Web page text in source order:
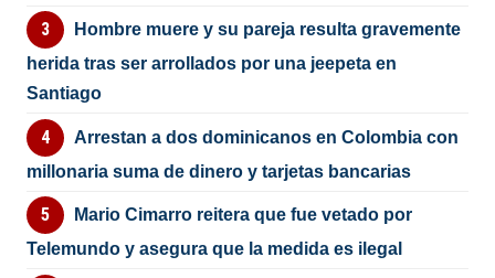
Hombre muere y su pareja resulta gravemente
herida tras ser arrollados por una jeepeta en
Santiago
Arrestan a dos dominicanos en Colombia con
millonaria suma de dinero y tarjetas bancarias
Mario Cimarro reitera que fue vetado por
Telemundo y asegura que la medida es ilegal